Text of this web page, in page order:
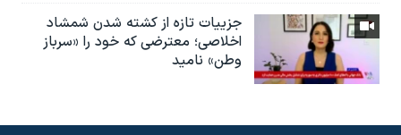
جزییات تازه از کشته شدن شمشاد
اخلاصی؛ معترضی که خود را «سرباز
وطن» نامید